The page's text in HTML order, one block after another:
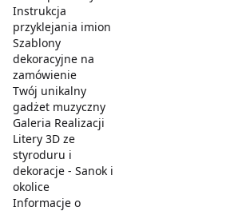
Instrukcja
przyklejania imion
Szablony
dekoracyjne na
zamówienie
Twój unikalny
gadżet muzyczny
Galeria Realizacji
Litery 3D ze
styroduru i
dekoracje - Sanok i
okolice
Informacje o